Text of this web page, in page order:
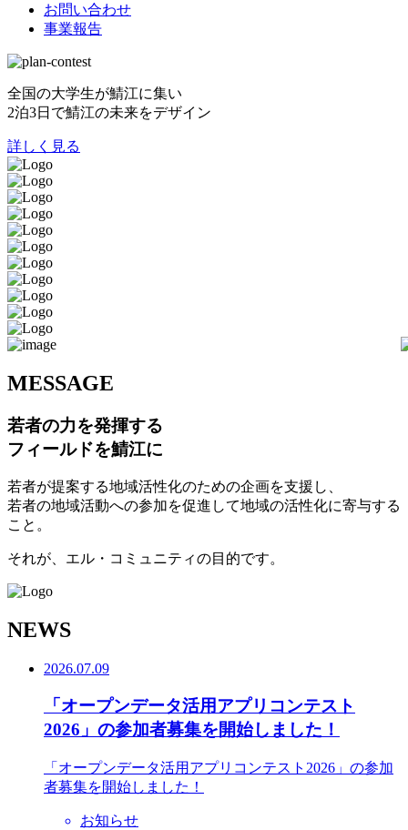
お問い合わせ
事業報告
全国の大学生が鯖江に集い
2泊3日で鯖江の未来をデザイン
詳しく見る
MESSAGE
若者の力を発揮する
フィールドを鯖江に
若者が提案する地域活性化のための企画を支援し、
若者の地域活動への参加を促進して地域の活性化に寄与する
こと。
それが、エル・コミュニティの目的です。
NEWS
2026.07.09
「オープンデータ活用アプリコンテスト
2026」の参加者募集を開始しました！
「オープンデータ活用アプリコンテスト2026」の参加
者募集を開始しました！
お知らせ